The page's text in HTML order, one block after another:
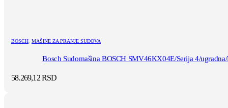
BOSCH MAŠINE ZA PRANJE SUDOVA
Bosch Sudomašina BOSCH SMV46KX04E/Serija 4/
58.269,12RSD